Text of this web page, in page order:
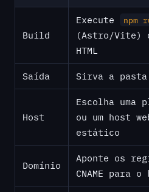
Build
Execute npm
(Astro/Vite)
HTML
Saída Sirva a pasta
Host
Escolha uma
ou um host
estático
Domínio
Aponte os
CNAME para o